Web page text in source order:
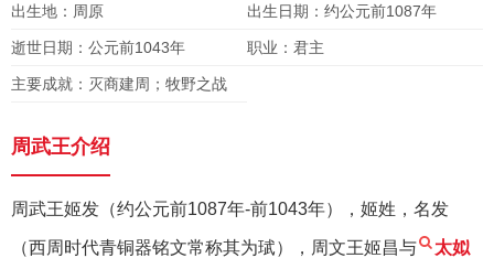
出生地：周原 出生日期：约公元前1087年
逝世日期：公元前1043年 职业：君主
主要成就：灭商建周；牧野之战
周武王介绍
周武王姬发（约公元前1087年-前1043年），姬姓，名发
（西周时代青铜器铭文常称其为珷），周文王姬昌与 太姒